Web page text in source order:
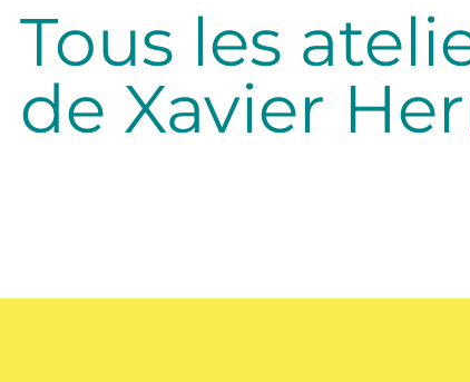
Tous les
de Xavier